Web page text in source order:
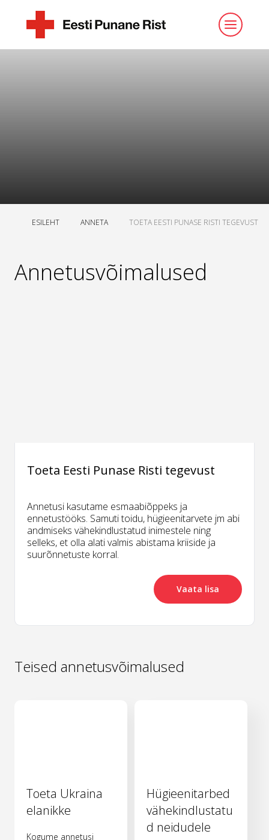
ESILEHT ANNETA TOETA EESTI PUNASE RISTI TEGEVUST
Annetusvõimalused
Toeta Eesti Punase Risti tegevust
Annetusi kasutame esmaabiõppeks ja
ennetustööks. Samuti toidu, hügieenitarvete jm abi
andmiseks vähekindlustatud inimestele ning
selleks, et olla alati valmis abistama kriiside ja
suurõnnetuste korral.
Vaata lisa
Teised annetusvõimalused
Toeta Ukraina
elanikke
Kogume annetusi
Hügieenitarbed
vähekindlustatu
d neidudele